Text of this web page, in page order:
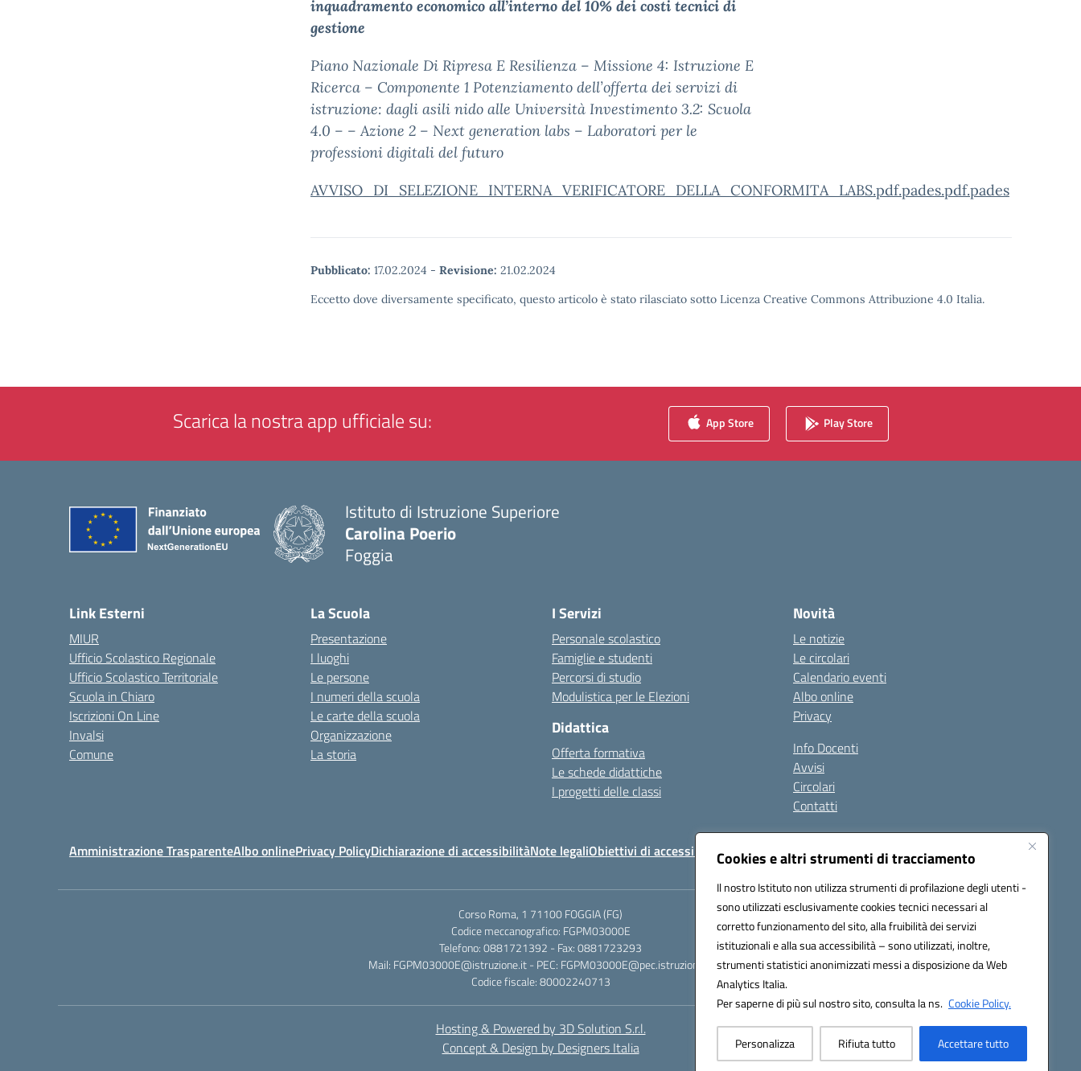
Cookies e altri strumenti di tracciamento
Il nostro Istituto non utilizza strumenti di profilazione degli utenti -
sono utilizzati esclusivamente cookies tecnici necessari al
corretto funzionamento del sito, alla fruibilità dei servizi
istituzionali e alla sua accessibilità – sono utilizzati, inoltre,
strumenti statistici anonimizzati messi a disposizione da Web
Analytics Italia.
Per saperne di più sul nostro sito, consulta la ns. Cookie Policy.
Personalizza Rifiuta tutto Accettare tutto
inquadramento economico all’interno del 10% dei costi tecnici di
gestione
Piano Nazionale Di Ripresa E Resilienza – Missione 4: Istruzione E
Ricerca – Componente 1 Potenziamento dell’offerta dei servizi di
istruzione: dagli asili nido alle Università Investimento 3.2: Scuola
4.0 – – Azione 2 – Next generation labs – Laboratori per le
professioni digitali del futuro
AVVISO_DI_SELEZIONE_INTERNA_VERIFICATORE_DELLA_CONFORMITA_LABS.pdf.pades.pdf.pades
Pubblicato: 17.02.2024 - Revisione: 21.02.2024
Eccetto dove diversamente specificato, questo articolo è stato rilasciato sotto Licenza Creative Commons Attribuzione 4.0 Italia.
Scarica la nostra app ufficiale su: App Store Play Store
Istituto di Istruzione Superiore
Carolina Poerio
Foggia
Link Esterni
MIUR
Ufficio Scolastico Regionale
Ufficio Scolastico Territoriale
Scuola in Chiaro
Iscrizioni On Line
Invalsi
Comune
La Scuola
Presentazione
I luoghi
Le persone
I numeri della scuola
Le carte della scuola
Organizzazione
La storia
I Servizi
Personale scolastico
Famiglie e studenti
Percorsi di studio
Modulistica per le Elezioni
Didattica
Offerta formativa
Le schede didattiche
I progetti delle classi
Novità
Le notizie
Le circolari
Calendario eventi
Albo online
Privacy
Info Docenti
Avvisi
Circolari
Contatti
Amministrazione TrasparenteAlbo onlinePrivacy PolicyDichiarazione di accessibilitàNote legaliObiettivi di accessibilità Seguici su:
Corso Roma, 1 71100 FOGGIA (FG)
Codice meccanografico: FGPM03000E
Telefono: 0881721392 - Fax: 0881723293
Mail: FGPM03000E@istruzione.it - PEC: FGPM03000E@pec.istruzione.it
Codice fiscale: 80002240713
Hosting & Powered by 3D Solution S.r.l.
Concept & Design by Designers Italia